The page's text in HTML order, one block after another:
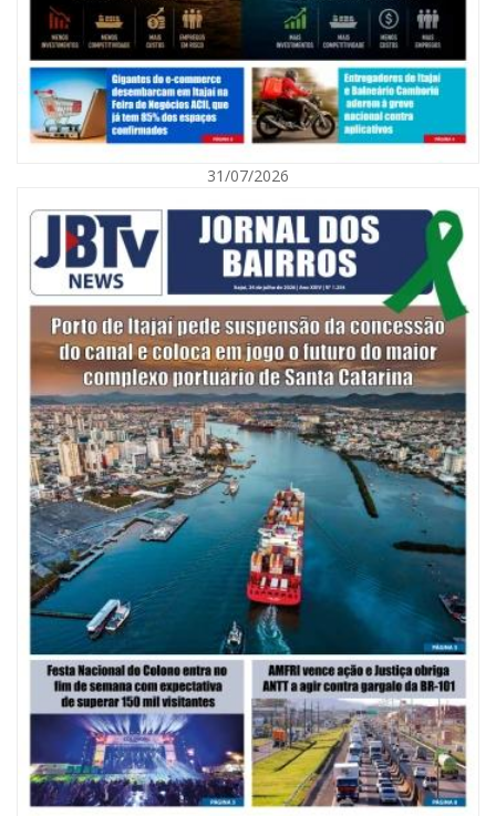
Defesa Civil de Itajaí alerta para chuva, ventos fortes e queda de
temperatura
ITAJAÍ
06/08/2026 | 10:02
Audiência pública debate Programa Municipal de Habitação de Interesse
Social em Itajaí
31/07/2026